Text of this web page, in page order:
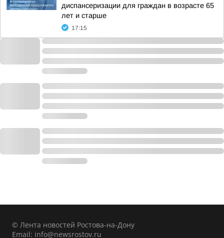
диспансеризации для граждан в возрасте 65
лет и старше
17:15
© Лента новостей Ростова-на-Дону
Email: info@newsrostov.ru